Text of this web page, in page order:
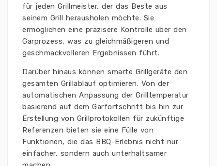
für jeden Grillmeister, der das Beste aus
seinem Grill herausholen möchte. Sie
ermöglichen eine präzisere Kontrolle über den
Garprozess, was zu gleichmäßigeren und
geschmackvolleren Ergebnissen führt.
Darüber hinaus können smarte Grillgeräte den
gesamten Grillablauf optimieren. Von der
automatischen Anpassung der Grilltemperatur
basierend auf dem Garfortschritt bis hin zur
Erstellung von Grillprotokollen für zukünftige
Referenzen bieten sie eine Fülle von
Funktionen, die das BBQ-Erlebnis nicht nur
einfacher, sondern auch unterhaltsamer